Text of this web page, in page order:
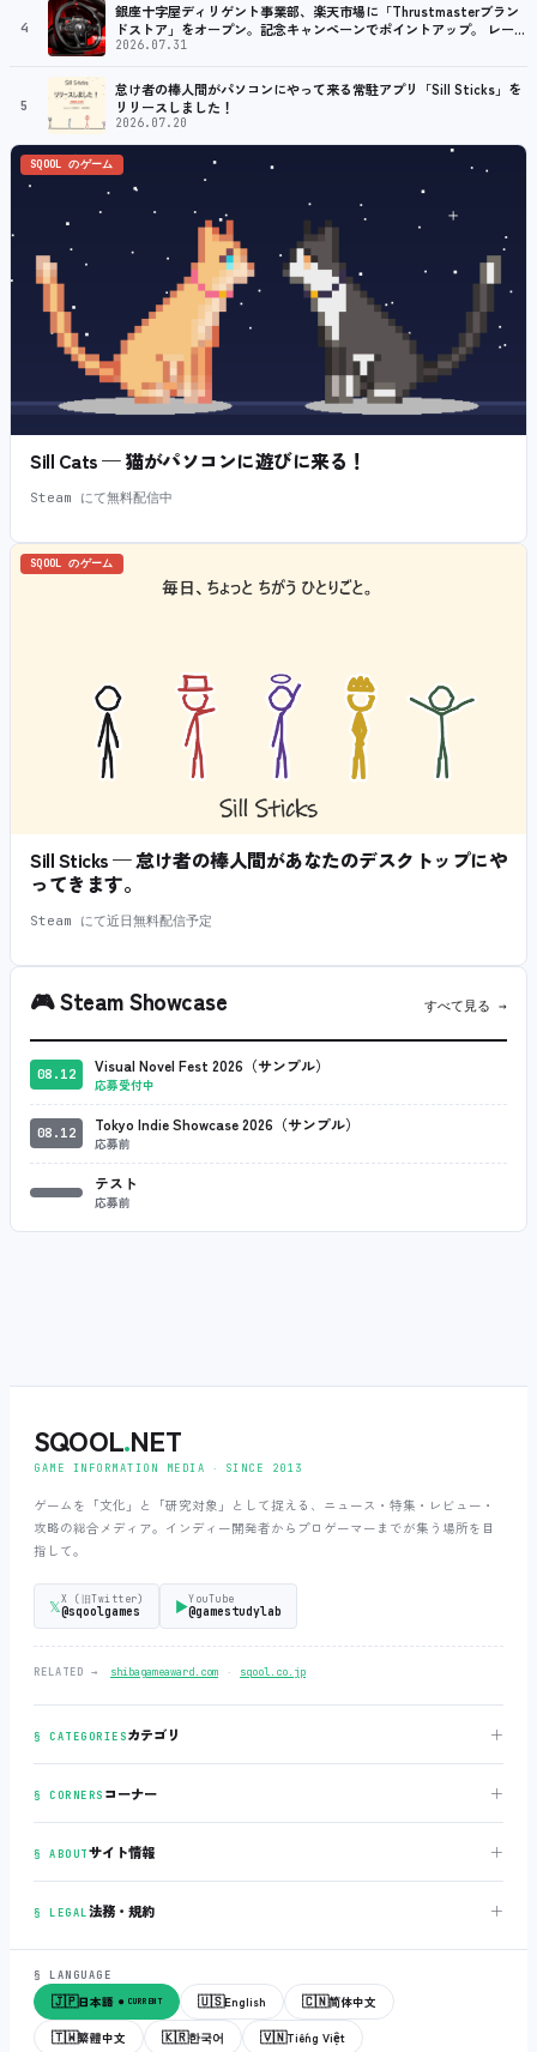
4
銀座十字屋ディリゲント事業部、楽天市場に「Thrustmasterブラン
ドストア」をオープン。記念キャンペーンでポイントアップ。 レーシ
ング／フライトシム向けコントローラーを中心に、幅広くラインナッ
2026.07.31
5
怠け者の棒人間がパソコンにやって来る常駐アプリ「Sill Sticks」を
リリースしました！
2026.07.20
SQOOL のゲーム
Sill Cats — 猫がパソコンに遊びに来る！
Steam にて無料配信中
SQOOL のゲーム
Sill Sticks — 怠け者の棒人間があなたのデスクトップにや
ってきます。
Steam にて近日無料配信予定
🎮Steam Showcase すべて見る →
08.12 Visual Novel Fest 2026（サンプル）
応募受付中
08.12 Tokyo Indie Showcase 2026（サンプル）
応募前
テスト
応募前
SQOOL.NET
GAME INFORMATION MEDIA ‧ SINCE 2013
ゲームを「文化」と「研究対象」として捉える、ニュース・特集・レビュー・
攻略の総合メディア。インディー開発者からプロゲーマーまでが集う場所を目
指して。
𝕏X (旧Twitter)
@sqoolgames ▶YouTube
@gamestudylab
RELATED → shibagameaward.com ‧ sqool.co.jp
§ CATEGORIESカテゴリ ＋
§ CORNERS コーナー ＋
§ ABOUTサイト情報 ＋
§ LEGAL法務・規約 ＋
§ LANGUAGE
🇯🇵日本語 ● CURRENT 🇺🇸English 🇨🇳简体中文
🇹🇼繁體中文 🇰🇷한국어 🇻🇳Tiếng Việt